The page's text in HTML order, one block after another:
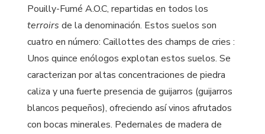
Pouilly-Fumé A.O.C, repartidas en todos los
terroirs de la denominación. Estos suelos son
cuatro en número: Caillottes des champs de cries :
Unos quince enólogos explotan estos suelos. Se
caracterizan por altas concentraciones de piedra
caliza y una fuerte presencia de guijarros (guijarros
blancos pequeños), ofreciendo así vinos afrutados
con bocas minerales. Pedernales de madera de